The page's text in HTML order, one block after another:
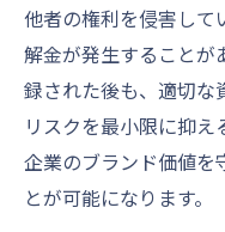
他者の権利を侵害して
解金が発生することが
録された後も、適切な
リスクを最小限に抑え
企業のブランド価値を
とが可能になります。